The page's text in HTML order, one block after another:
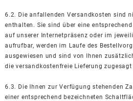
6.2. Die anfallenden Versandkosten sind
enthalten. Sie sind über eine
auf unserer Internetpräsenz oder im
aufrufbar, werden im Laufe des
ausgewiesen und sind von Ihnen
die versandkostenfreie Lieferung zugesagt
6.3. Die Ihnen zur Verfügung stehenden
einer entsprechend bezeichneten